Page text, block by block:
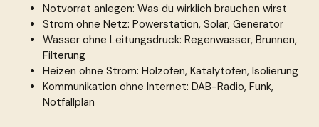
Notvorrat anlegen: Was du wirklich brauchen wirst
Strom ohne Netz: Powerstation, Solar, Generator
Wasser ohne Leitungsdruck: Regenwasser, Brunnen,
Filterung
Heizen ohne Strom: Holzofen, Katalytofen, Isolierung
Kommunikation ohne Internet: DAB-Radio, Funk,
Notfallplan